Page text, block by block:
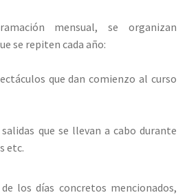
mensual, se organizan
se repiten cada año:
que dan comienzo al curso
que se llevan a cabo durante
etc.
los días concretos mencionados,